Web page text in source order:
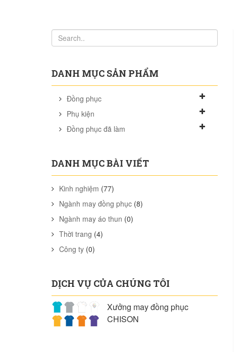
DANH MỤC SẢN PHẨM
Đồng phục
Phụ kiện
Đồng phục đã làm
DANH MỤC BÀI VIẾT
Kinh nghiệm (77)
Ngành may đồng phục (8)
Ngành may áo thun (0)
Thời trang (4)
Công ty (0)
DỊCH VỤ CỦA CHÚNG TÔI
Xưởng may đồng phục
CHISON